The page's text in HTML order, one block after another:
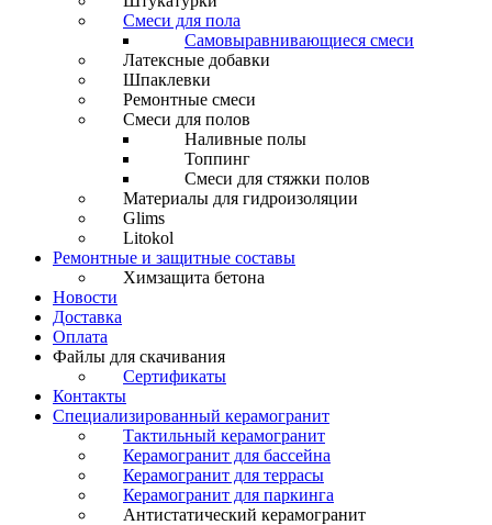
Смеси для пола
Самовыравнивающиеся смеси
Латексные добавки
Шпаклевки
Ремонтные смеси
Смеси для полов
Наливные полы
Топпинг
Смеси для стяжки полов
Материалы для гидроизоляции
Glims
Litokol
Ремонтные и защитные составы
Химзащита бетона
Новости
Доставка
Оплата
Файлы для скачивания
Сертификаты
Контакты
Специализированный керамогранит
Тактильный керамогранит
Керамогранит для бассейна
Керамогранит для террасы
Керамогранит для паркинга
Антистатический керамогранит